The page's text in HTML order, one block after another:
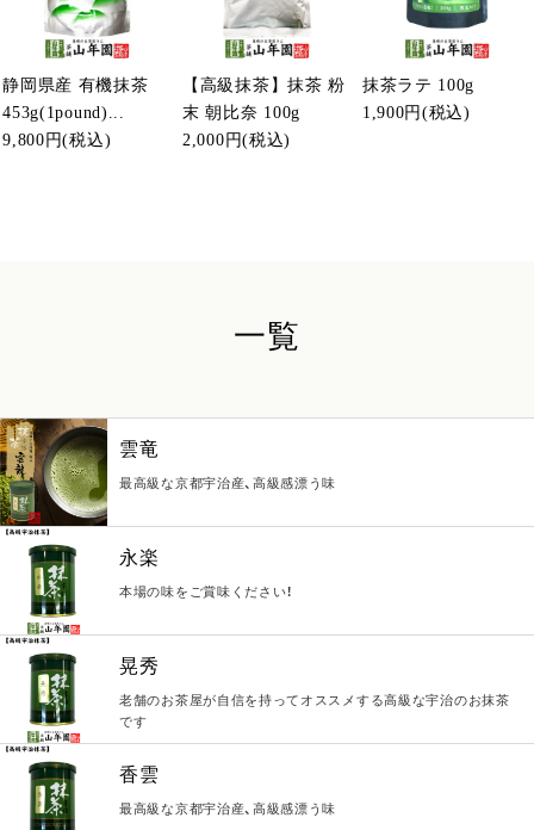
静岡県産 有機抹茶
453g(1pound)...
9,800円(税込)
【高級抹茶】抹茶 粉
末 朝比奈 100g
2,000円(税込)
抹茶ラテ 100g
1,900円(税込)
一覧
雲竜
最高級な京都宇治産、高級感漂う味
永楽
本場の味をご賞味ください！
晃秀
老舗のお茶屋が自信を持ってオススメする高級な宇治のお抹茶
です
香雲
最高級な京都宇治産、高級感漂う味